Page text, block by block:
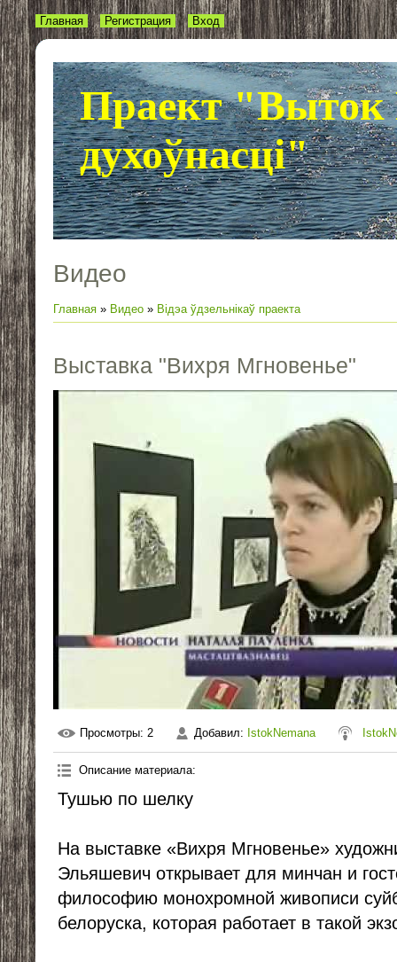
Праект "Выток
духоўнасці"
Главная Регистрация Вход
Видео
Главная » Видео » Відэа ўдзельнікаў праекта
Выставка "Вихря Мгновенье"
Просмотры: 2 Добавил: IstokNemana
Описание материала:
Тушью по шелку
На выставке «Вихря Мгновенье»
Эльяшевич открывает для минчан и
философию монохромной живописи
белоруска, которая работает в такой